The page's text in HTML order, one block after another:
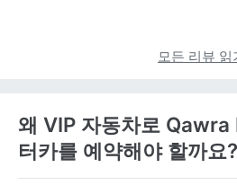
모든 리뷰 읽
왜 VIP 자동차로
터카를 예약해야 할까요?